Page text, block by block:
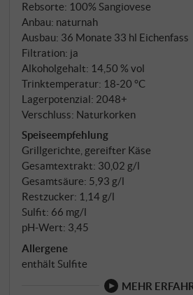
Ausdauer und hinterlässt
und roten Pflaumen.
Rebsorte: 100% Sangiovese
Anbau: naturnah
Ausbau: 36 Monate 33 hl Eichenfass
Filtration: ja
Alkoholgehalt: 14,50 % vol
Trinktemperatur: 18‑20 °C
Lagerpotenzial: 2048+
Verschluss: Naturkorken
Speiseempfehlung
Grillgerichte, gereifter Käse
Gesamtextrakt: 30,02 g/l
Gesamtsäure: 5,93 g/l
Restzucker: 1,14 g/l
Sulfit: 66 mg/l
pH-Wert: 3,45
Allergene
enthält Sulfite
MEHR